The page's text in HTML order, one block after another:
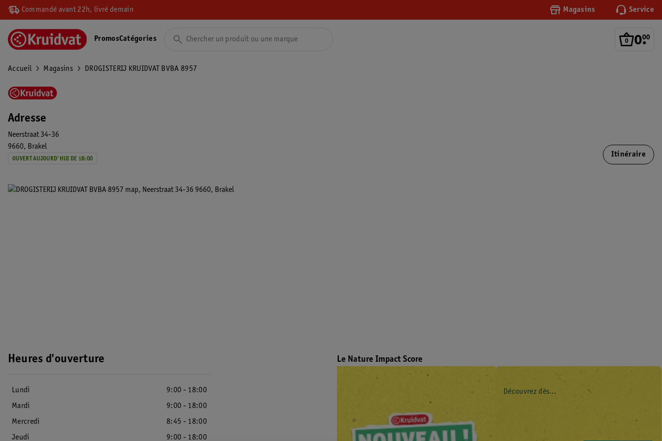
Commandé avant 22h, livré demain Magasins Service
0.
00
PromosCatégories
Accueil Magasins DROGISTERIJ KRUIDVAT BVBA 8957
Adresse
Neerstraat 34-36
9660
Brakel
OUVERT AUJOURD'HUI DE 18:00
Itinéraire
Heures d'ouverture
Lundi
9:00 - 18:00
Mardi
9:00 - 18:00
Mercredi
8:45 - 18:00
Jeudi
9:00 - 18:00
Le Nature Impact Score
Découvrez dès